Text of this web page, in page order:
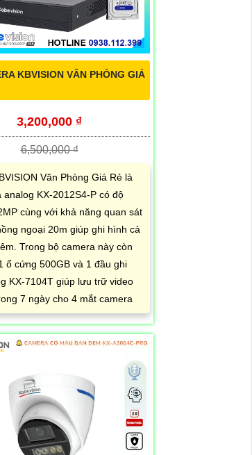
KBVISION VĂN PHÒNG GIÁ
3,200,000 ₫
6,500,000 ₫
Văn Phòng Giá Rẻ là
analog KX-2012S4-P có độ
cùng với khả năng quan sát
ngoại 20m giúp ghi hình cả
Trong bộ camera này còn
ổ cứng 500GB và 1 đầu ghi
KX-7104T giúp lưu trữ video
7 ngày cho 4 mắt camera